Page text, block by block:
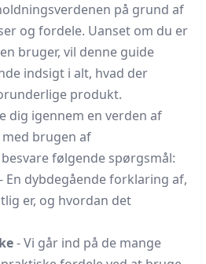
på grund af
og fordele. Uanset om du er
bruger, vil denne guide
indsigt i alt, hvad der
produkt.
dig igennem en verden af
brugen af
følgende spørgsmål:
- En dybdegående forklaring af,
er, og hvordan det
- Vi går ind på de mange